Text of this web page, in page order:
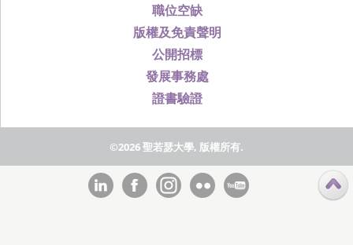
職位空缺
版權及免責聲明
公開招標
發展事務處
證書驗證
©2026 聖若瑟大學, 版權所有.